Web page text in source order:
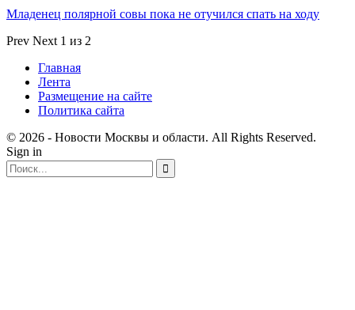
Младенец полярной совы пока не отучился спать на ходу
Prev Next 1 из 2
Главная
Лента
Размещение на сайте
Политика сайта
© 2026 - Новости Москвы и области. All Rights Reserved.
Sign in